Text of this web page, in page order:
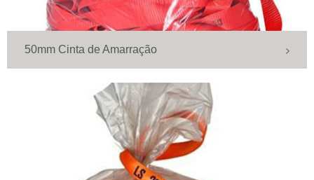
50mm Cinta de Amarração